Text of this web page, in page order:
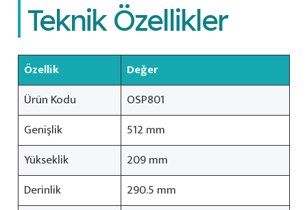
Teknik Özellikler
Özellik
Değer
Ürün Kodu
OSP801
Genişlik
512 mm
Yükseklik
209 mm
Derinlik
290.5 mm